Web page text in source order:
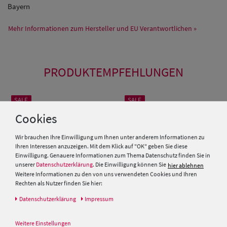
Bayern
Mehr Informationen zum Hersteller und EU Verantwortlichen »
PRODUKTEMPFEHLUNGEN
SALE
Schiebermütze aus Stroh von
SALE
Cookies
Wir brauchen Ihre Einwilligung um Ihnen unter anderem Informationen zu
Ihren Interessen anzuzeigen. Mit dem Klick auf "OK" geben Sie diese
Einwilligung. Genauere Informationen zum Thema Datenschutz finden Sie in
unserer Datenschutzerklärung. Die Einwilligung können Sie hier ablehnen
Weitere Informationen zu den von uns verwendeten Cookies und Ihren
Rechten als Nutzer finden Sie hier:
Daten­schutz­erklärung Impressum
Weitere Einstellungen